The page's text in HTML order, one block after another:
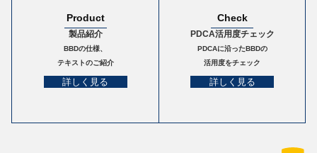
Product
製品紹介
BBDの仕様、
テキストのご紹介
詳しく見る
Check
PDCA活用度チェック
PDCAに沿ったBBDの
活用度をチェック
詳しく見る